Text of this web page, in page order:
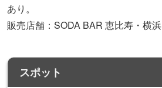
あり。
販売店舗：SODA BAR 恵比寿・横浜
スポット